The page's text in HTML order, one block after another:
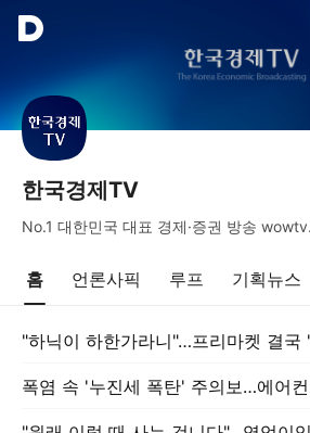
한국경제TV
No.1 대한민국 대표 경제·증권 방송
홈 언론사픽 루프 기획뉴스
"하닉이 하한가라니"…프리마켓 결국